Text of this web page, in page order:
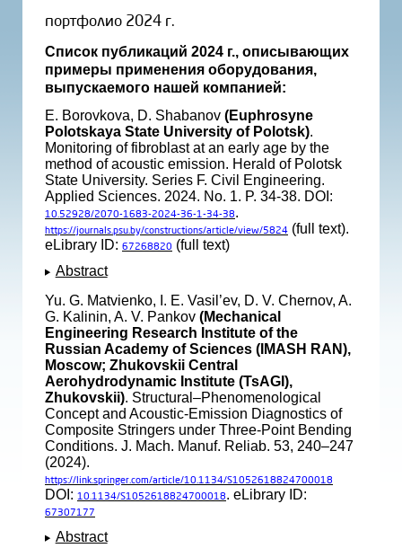
портфолио 2024 г.
Список публикаций 2024 г., описывающих
примеры применения оборудования,
выпускаемого нашей компанией:
E. Borovkova, D. Shabanov (Euphrosyne
Polotskaya State University of Polotsk).
Monitoring of fibroblast at an early age by the
method of acoustic emission. Herald of Polotsk
State University. Series F. Civil Engineering.
Applied Sciences. 2024. No. 1. P. 34-38. DOI:
10.52928/2070-1683-2024-36-1-34-38.
https://journals.psu.by/constructions/article/view/5824 (full text).
eLibrary ID: 67268820 (full text)
Abstract
Yu. G. Matvienko, I. E. Vasil’ev, D. V. Chernov, A.
G. Kalinin, A. V. Pankov (Mechanical
Engineering Research Institute of the
Russian Academy of Sciences (IMASH RAN),
Moscow; Zhukovskii Central
Aerohydrodynamic Institute (TsAGI),
Zhukovskii). Structural–Phenomenological
Concept and Acoustic-Emission Diagnostics of
Composite Stringers under Three-Point Bending
Conditions. J. Mach. Manuf. Reliab. 53, 240–247
(2024).
https://link.springer.com/article/10.1134/S1052618824700018
DOI: 10.1134/S1052618824700018. eLibrary ID:
67307177
Abstract